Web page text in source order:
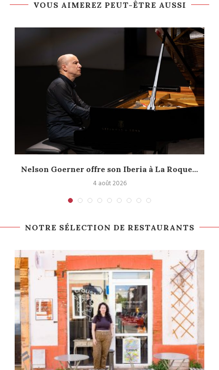
VOUS AIMEREZ PEUT-ÊTRE AUSSI
Nelson Goerner offre son Iberia à La Roque...
4 août 2026
NOTRE SÉLECTION DE RESTAURANTS